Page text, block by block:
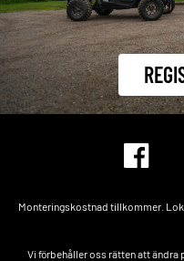
Monteringskostnad tillkommer.
Vi förbehåller oss rätten att